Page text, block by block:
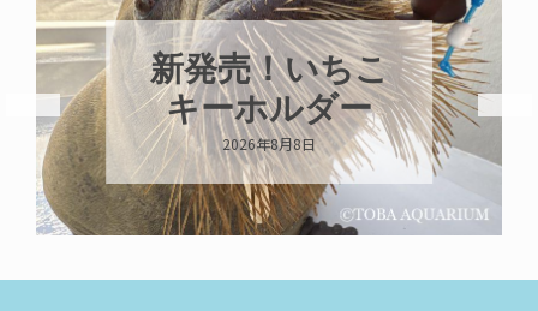
パラオオウム
ガイが交接して
います
2026年8月7日